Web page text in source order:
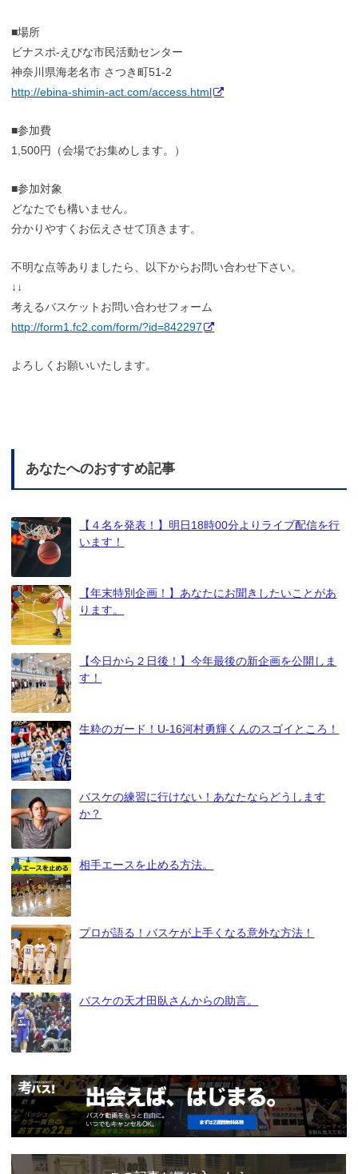
■場所
ビナスポ-えびな市民活動センター
神奈川県海老名市 さつき町51-2
http://ebina-shimin-act.com/access.html
■参加費
1,500円（会場でお集めします。）
■参加対象
どなたでも構いません。
分かりやすくお伝えさせて頂きます。
不明な点等ありましたら、以下からお問い合わせ下さい。
↓↓
考えるバスケットお問い合わせフォーム
http://form1.fc2.com/form/?id=842297
よろしくお願いいたします。
あなたへのおすすめ記事
【４名を発表！】明日18時00分よりライブ配信を行
います！
【年末特別企画！】あなたにお聞きしたいことがあ
ります。
【今日から２日後！】今年最後の新企画を公開しま
す！
生粋のガード！U-16河村勇輝くんのスゴイところ！
バスケの練習に行けない！あなたならどうします
か？
相手エースを止める方法。
プロが語る！バスケが上手くなる意外な方法！
バスケの天才田臥さんからの助言。